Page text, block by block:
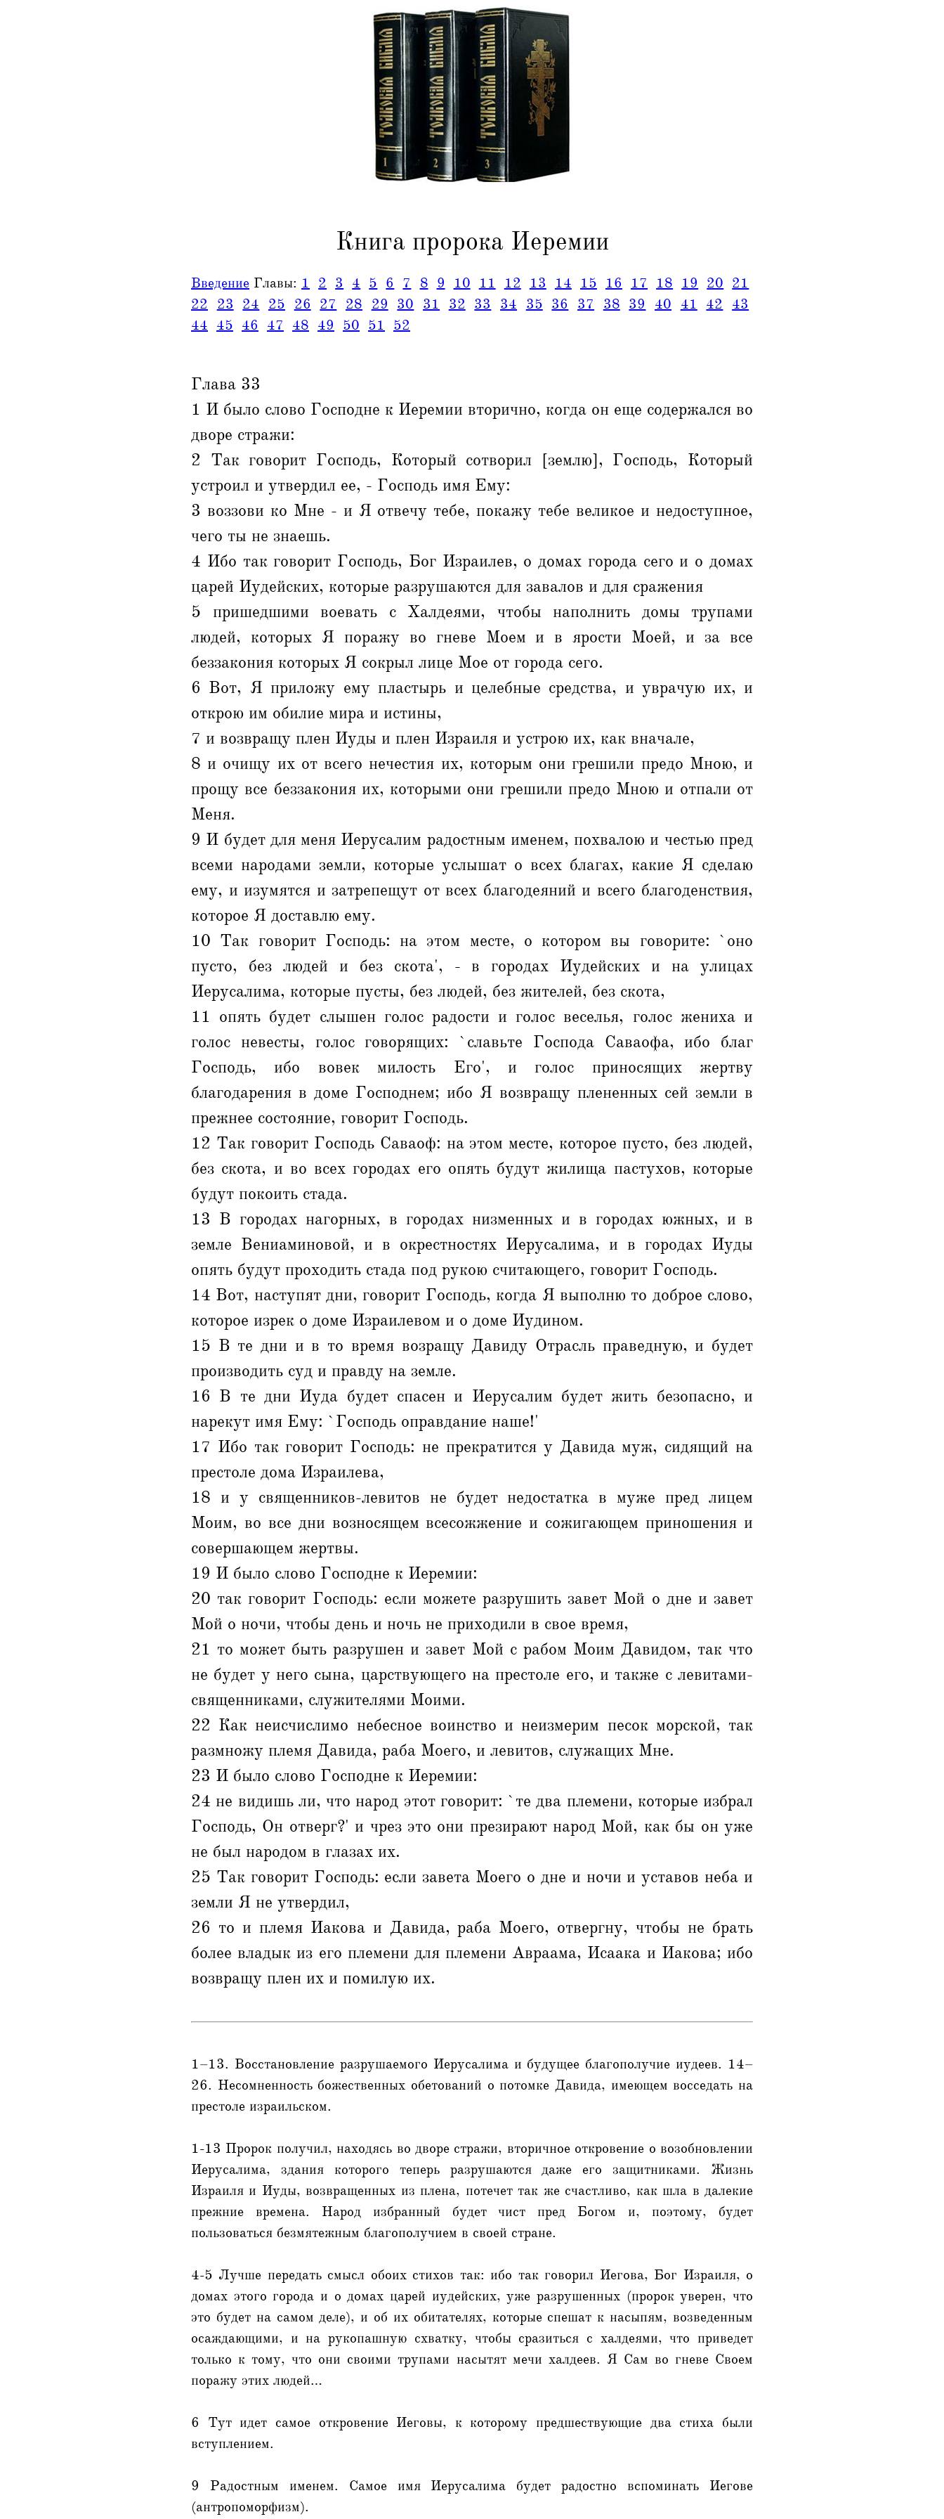
Книга пророка Иеремии
Введение Главы: 1 2 3 4 5 6 7 8 9 10 11 12 13 14 15 16 17 18 19 20 21
22
23 24 25 26 27 28 29 30 31 32 33 34 35 36 37 38 39 40 41 42
43
44 45 46 47 48 49 50 51 52
Глава 33
1 И было слово Господне к Иеремии вторично, когда он еще содержался во
дворе стражи:
2 Так говорит Господь, Который сотворил [землю], Господь, Который
устроил и утвердил ее, - Господь имя Ему:
3 воззови ко Мне - и Я отвечу тебе, покажу тебе великое и недоступное,
чего ты не знаешь.
4 Ибо так говорит Господь, Бог Израилев, о домах города сего и о домах
царей Иудейских, которые разрушаются для завалов и для сражения
5 пришедшими воевать с Халдеями, чтобы наполнить домы трупами
людей, которых Я поражу во гневе Моем и в ярости Моей, и за все
беззакония которых Я сокрыл лице Мое от города сего.
6 Вот, Я приложу ему пластырь и целебные средства, и уврачую их, и
открою им обилие мира и истины,
7 и возвращу плен Иуды и плен Израиля и устрою их, как вначале,
8 и очищу их от всего нечестия их, которым они грешили предо Мною, и
прощу все беззакония их, которыми они грешили предо Мною и отпали от
Меня.
9 И будет для меня Иерусалим радостным именем, похвалою и честью пред
всеми народами земли, которые услышат о всех благах, какие Я сделаю
ему, и изумятся и затрепещут от всех благодеяний и всего благоденствия,
которое Я доставлю ему.
10 Так говорит Господь: на этом месте, о котором вы говорите: `оно
пусто, без людей и без скота', - в городах Иудейских и на улицах
Иерусалима, которые пусты, без людей, без жителей, без скота,
11 опять будет слышен голос радости и голос веселья, голос жениха и
голос невесты, голос говорящих: `славьте Господа Саваофа, ибо благ
Господь, ибо вовек милость Его', и голос приносящих жертву
благодарения в доме Господнем; ибо Я возвращу плененных сей земли в
прежнее состояние, говорит Господь.
12 Так говорит Господь Саваоф: на этом месте, которое пусто, без людей,
без скота, и во всех городах его опять будут жилища пастухов, которые
будут покоить стада.
13 В городах нагорных, в городах низменных и в городах южных, и в
земле Вениаминовой, и в окрестностях Иерусалима, и в городах Иуды
опять будут проходить стада под рукою считающего, говорит Господь.
14 Вот, наступят дни, говорит Господь, когда Я выполню то доброе слово,
которое изрек о доме Израилевом и о доме Иудином.
15 В те дни и в то время возращу Давиду Отрасль праведную, и будет
производить суд и правду на земле.
16 В те дни Иуда будет спасен и Иерусалим будет жить безопасно, и
нарекут имя Ему: `Господь оправдание наше!'
17 Ибо так говорит Господь: не прекратится у Давида муж, сидящий на
престоле дома Израилева,
18 и у священников-левитов не будет недостатка в муже пред лицем
Моим, во все дни возносящем всесожжение и сожигающем приношения и
совершающем жертвы.
19 И было слово Господне к Иеремии:
20 так говорит Господь: если можете разрушить завет Мой о дне и завет
Мой о ночи, чтобы день и ночь не приходили в свое время,
21 то может быть разрушен и завет Мой с рабом Моим Давидом, так что
не будет у него сына, царствующего на престоле его, и также с левитами-
священниками, служителями Моими.
22 Как неисчислимо небесное воинство и неизмерим песок морской, так
размножу племя Давида, раба Моего, и левитов, служащих Мне.
23 И было слово Господне к Иеремии:
24 не видишь ли, что народ этот говорит: `те два племени, которые избрал
Господь, Он отверг?' и чрез это они презирают народ Мой, как бы он уже
не был народом в глазах их.
25 Так говорит Господь: если завета Моего о дне и ночи и уставов неба и
земли Я не утвердил,
26 то и племя Иакова и Давида, раба Моего, отвергну, чтобы не брать
более владык из его племени для племени Авраама, Исаака и Иакова; ибо
возвращу плен их и помилую их.
1–13. Восстановление разрушаемого Иерусалима и будущее благополучие иудеев. 14–
26. Несомненность божественных обетований о потомке Давида, имеющем восседать на
престоле израильском.
1-13 Пророк получил, находясь во дворе стражи, вторичное откровение о возобновлении
Иерусалима, здания которого теперь разрушаются даже его защитниками. Жизнь
Израиля и Иуды, возвращенных из плена, потечет так же счастливо, как шла в далекие
прежние времена. Народ избранный будет чист пред Богом и, поэтому, будет
пользоваться безмятежным благополучием в своей стране.
4-5 Лучше передать смысл обоих стихов так: ибо так говорил Иегова, Бог Израиля, о
домах этого города и о домах царей иудейских, уже разрушенных (пророк уверен, что
это будет на самом деле), и об их обитателях, которые спешат к насыпям, возведенным
осаждающими, и на рукопашную схватку, чтобы сразиться с халдеями, что приведет
только к тому, что они своими трупами насытят мечи халдеев. Я Сам во гневе Своем
поражу этих людей…
6 Тут идет самое откровение Иеговы, к которому предшествующие два стиха были
вступлением.
9 Радостным именем. Самое имя Иерусалима будет радостно вспоминать Иегове
(антропоморфизм).